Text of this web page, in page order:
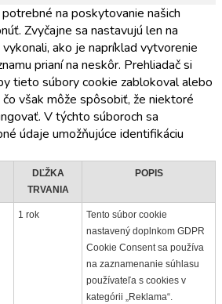
na poskytovanie našich
Zvyčajne sa nastavujú len na
ako je napríklad vytvorenie
prianí na neskôr. Prehliadač si
tieto súbory cookie zablokoval alebo
však môže spôsobiť, že niektoré
V týchto súboroch sa
údaje umožňujúce identifikáciu
DĽŽKA
TRVANIA
POPIS
1 rok
Tento súbor cookie
nastavený doplnkom GDPR
Cookie Consent sa používa
na zaznamenanie súhlasu
používateľa s cookies v
kategórii „Reklama“.